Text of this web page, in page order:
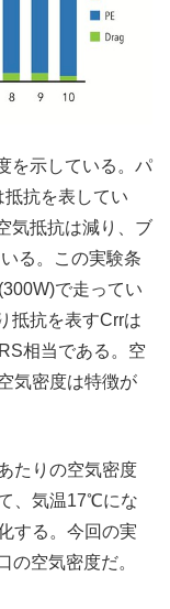
を示している。パ
抗を表してい
気抵抗は減り、ブ
る。この実験条
で走ってい
抵抗を表すCrrは
相当である。空
気密度は特徴が
たりの空気密度
、気温17℃にな
する。今回の実
空気密度だ。